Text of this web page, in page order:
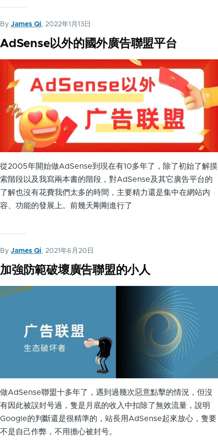
By James Qi, 2022年1月13日
AdSense以外的國外廣告聯盟平台
從2005年開始做AdSense到現在有10多年了，除了初始了解摸
索階段以及我寫兩本書的階段，對AdSense及其它廣告平台的
了解也沒有花費我們太多的時間，主要精力還是集中在網站内
容、功能的發展上。前幾天剛剛進行了
By James Qi, 2021年6月20日
加強防範破壞廣告聯盟的小人
做AdSense聯盟十多年了，遇到過幾次惡意點擊的情況，但沒
有因此被誤封号過，隻是月底的收入中扣除了無效流量，說明
Google的判斷還是很精準的，站長用AdSense起來放心，隻要
不是自己作弊，不用擔心被封号。